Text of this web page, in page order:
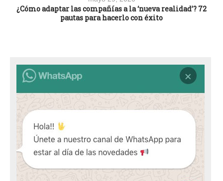
¿Cómo adaptar las compañías a la ‘nueva realidad’? 72
pautas para hacerlo con éxito